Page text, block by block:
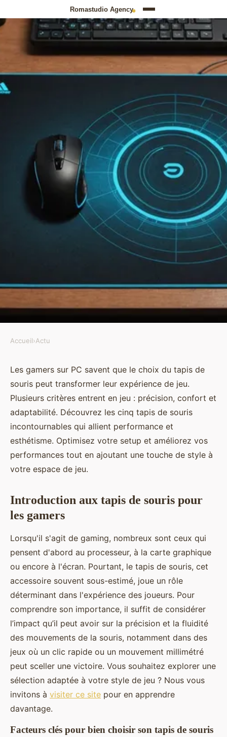
Top 5 tapis de souris
indispensables pour les gamers
sur pc
Adem•10 janvier 2025 •7 min de lecture
Accueil›Actu
Les gamers sur PC savent que le choix du tapis de
souris peut transformer leur expérience de jeu.
Plusieurs critères entrent en jeu : précision, confort et
adaptabilité. Découvrez les cinq tapis de souris
incontournables qui allient performance et
esthétisme. Optimisez votre setup et améliorez vos
performances tout en ajoutant une touche de style à
votre espace de jeu.
Introduction aux tapis de souris pour
les gamers
Lorsqu'il s'agit de gaming, nombreux sont ceux qui
pensent d'abord au processeur, à la carte graphique
ou encore à l'écran. Pourtant, le tapis de souris, cet
accessoire souvent sous-estimé, joue un rôle
déterminant dans l'expérience des joueurs. Pour
comprendre son importance, il suffit de considérer
l’impact qu’il peut avoir sur la précision et la fluidité
des mouvements de la souris, notamment dans des
jeux où un clic rapide ou un mouvement millimétré
peut sceller une victoire. Vous souhaitez explorer une
sélection adaptée à votre style de jeu ? Nous vous
invitons à visiter ce site pour en apprendre
davantage.
Facteurs clés pour bien choisir son tapis de souris